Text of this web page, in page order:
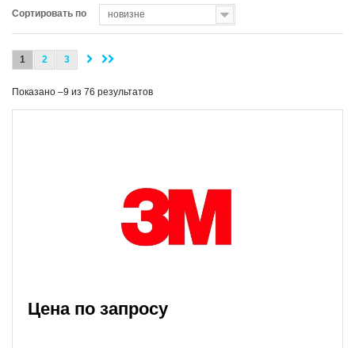
Сортировать по новизне
1 2 3
Показано –9 из 76 результатов
Цена по запросу